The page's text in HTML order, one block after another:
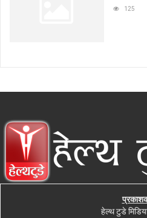
125
हेल्थ टुडे